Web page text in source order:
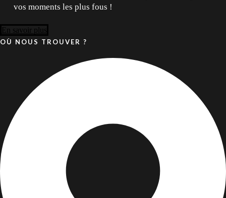
vos moments les plus fous !
En savoir plus
OÙ NOUS TROUVER ?